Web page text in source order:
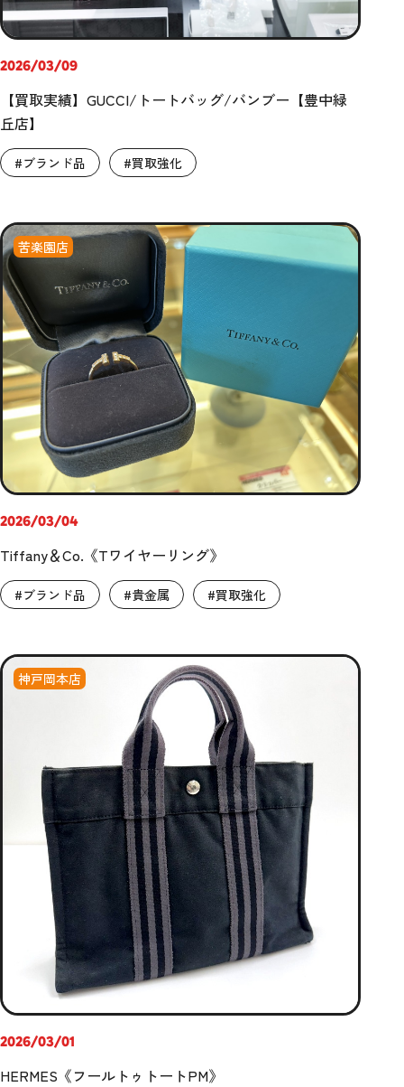
2026/03/09
【買取実績】GUCCI/トートバッグ/バンブー【豊中緑
丘店】
#ブランド品 #買取強化
苦楽園店
2026/03/04
Tiffany＆Co.《Tワイヤーリング》
#ブランド品 #貴金属 #買取強化
神戸岡本店
2026/03/01
HERMES《フールトゥトートPM》